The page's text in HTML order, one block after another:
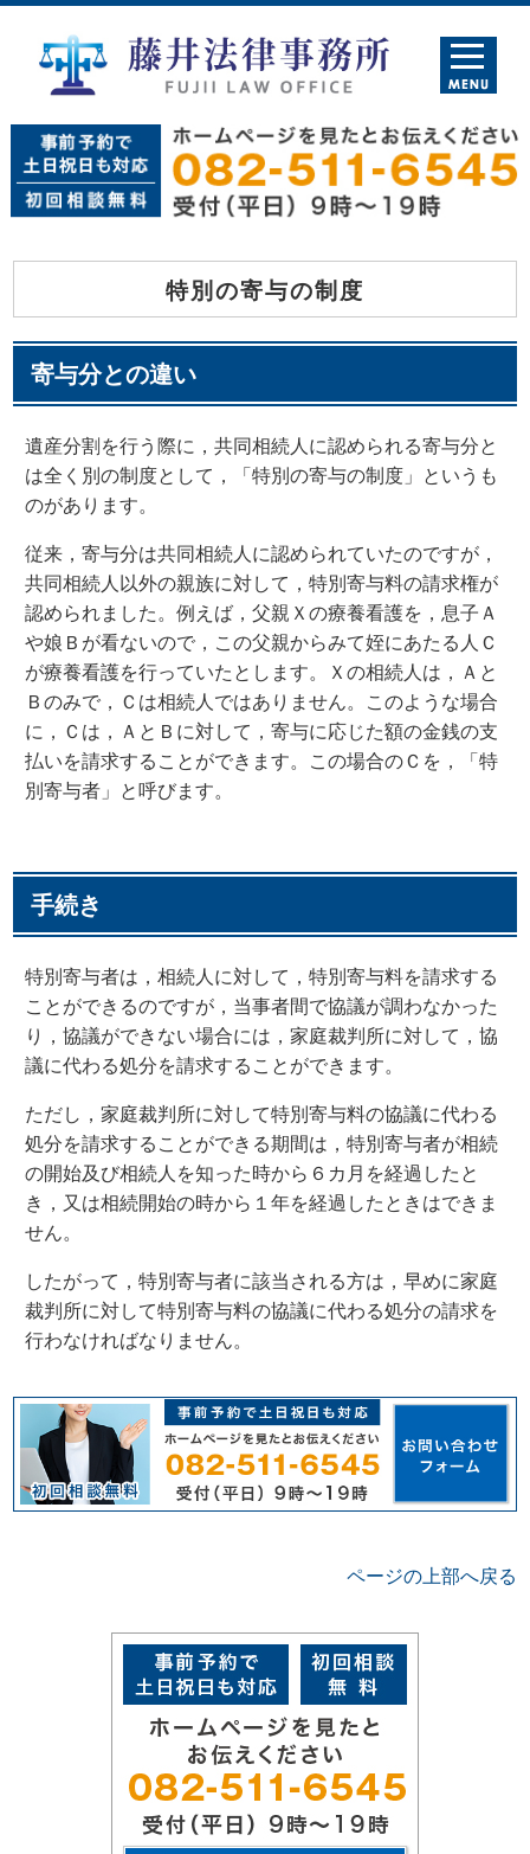
特別の寄与の制度
寄与分との違い
遺産分割を行う際に，共同相続人に認められる寄与分と
は全く別の制度として，「特別の寄与の制度」というも
のがあります。
従来，寄与分は共同相続人に認められていたのですが，
共同相続人以外の親族に対して，特別寄与料の請求権が
認められました。例えば，父親Ｘの療養看護を，息子Ａ
や娘Ｂが看ないので，この父親からみて姪にあたる人Ｃ
が療養看護を行っていたとします。Ｘの相続人は，Ａと
Ｂのみで，Ｃは相続人ではありません。このような場合
に，Ｃは，ＡとＢに対して，寄与に応じた額の金銭の支
払いを請求することができます。この場合のＣを，「特
別寄与者」と呼びます。
手続き
特別寄与者は，相続人に対して，特別寄与料を請求する
ことができるのですが，当事者間で協議が調わなかった
り，協議ができない場合には，家庭裁判所に対して，協
議に代わる処分を請求することができます。
ただし，家庭裁判所に対して特別寄与料の協議に代わる
処分を請求することができる期間は，特別寄与者が相続
の開始及び相続人を知った時から６カ月を経過したと
き，又は相続開始の時から１年を経過したときはできま
せん。
したがって，特別寄与者に該当される方は，早めに家庭
裁判所に対して特別寄与料の協議に代わる処分の請求を
行わなければなりません。
ページの上部へ戻る